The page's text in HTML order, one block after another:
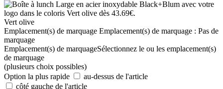
Vert olive
Emplacement(s) de marquage Emplacement(s) de marquage : Pas de
marquage
Emplacement(s) de marquageSélectionnez le ou les emplacement(s)
de marquage
(plusieurs choix possibles)
Option la plus rapide
au-dessus de l'article
côté gauche de l'article